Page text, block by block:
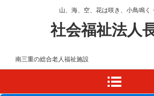
社会福祉法人
山、海、空、花は咲き、小鳥鳴く
南三重の総合老人福祉施設